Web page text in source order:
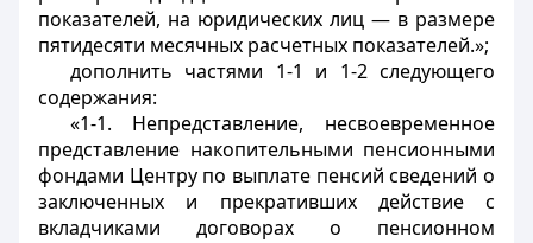
показателей, на юридических лиц — в размере
пятидесяти месячных расчетных показателей.»;
дополнить частями 1-1 и 1-2 следующего
содержания:
«1-1. Непредставление, несвоевременное
представление накопительными пенсионными
фондами Центру по выплате пенсий сведений о
заключенных и прекративших действие с
вкладчиками договорах о пенсионном